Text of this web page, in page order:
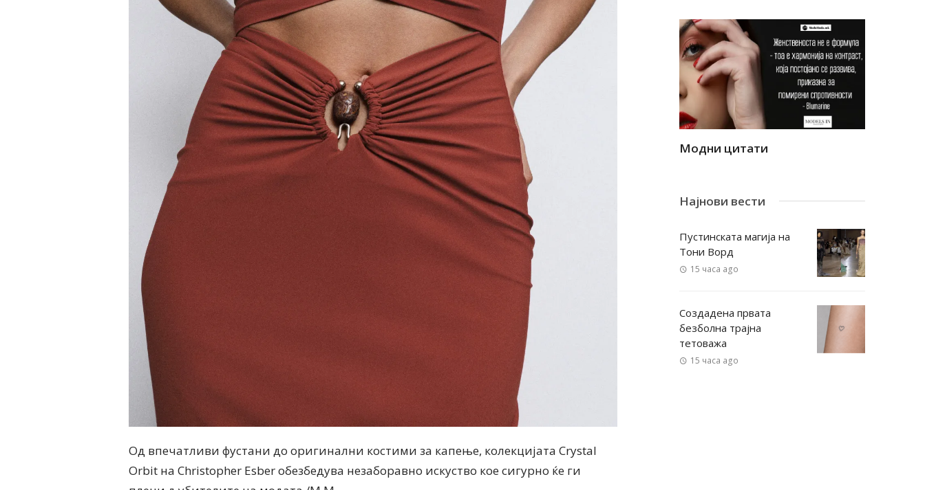
Од впечатливи фустани до оригинални костими за капење, колекцијата Crystal
Orbit на Christopher Esber обезбедува незаборавно искуство кое сигурно ќе ги
Модни цитати Модни цитати Модни цитати
Најнови вести
Пустинската магија на
Тони Ворд
15 часа ago
Создадена првата
безболна трајна
тетоважа
15 часа ago